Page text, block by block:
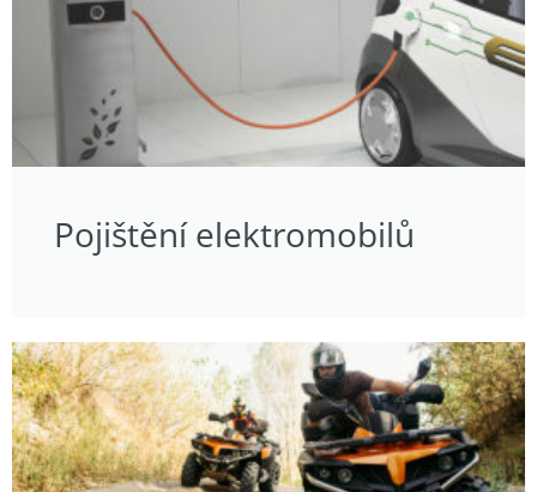
Pojištění elektromobilů